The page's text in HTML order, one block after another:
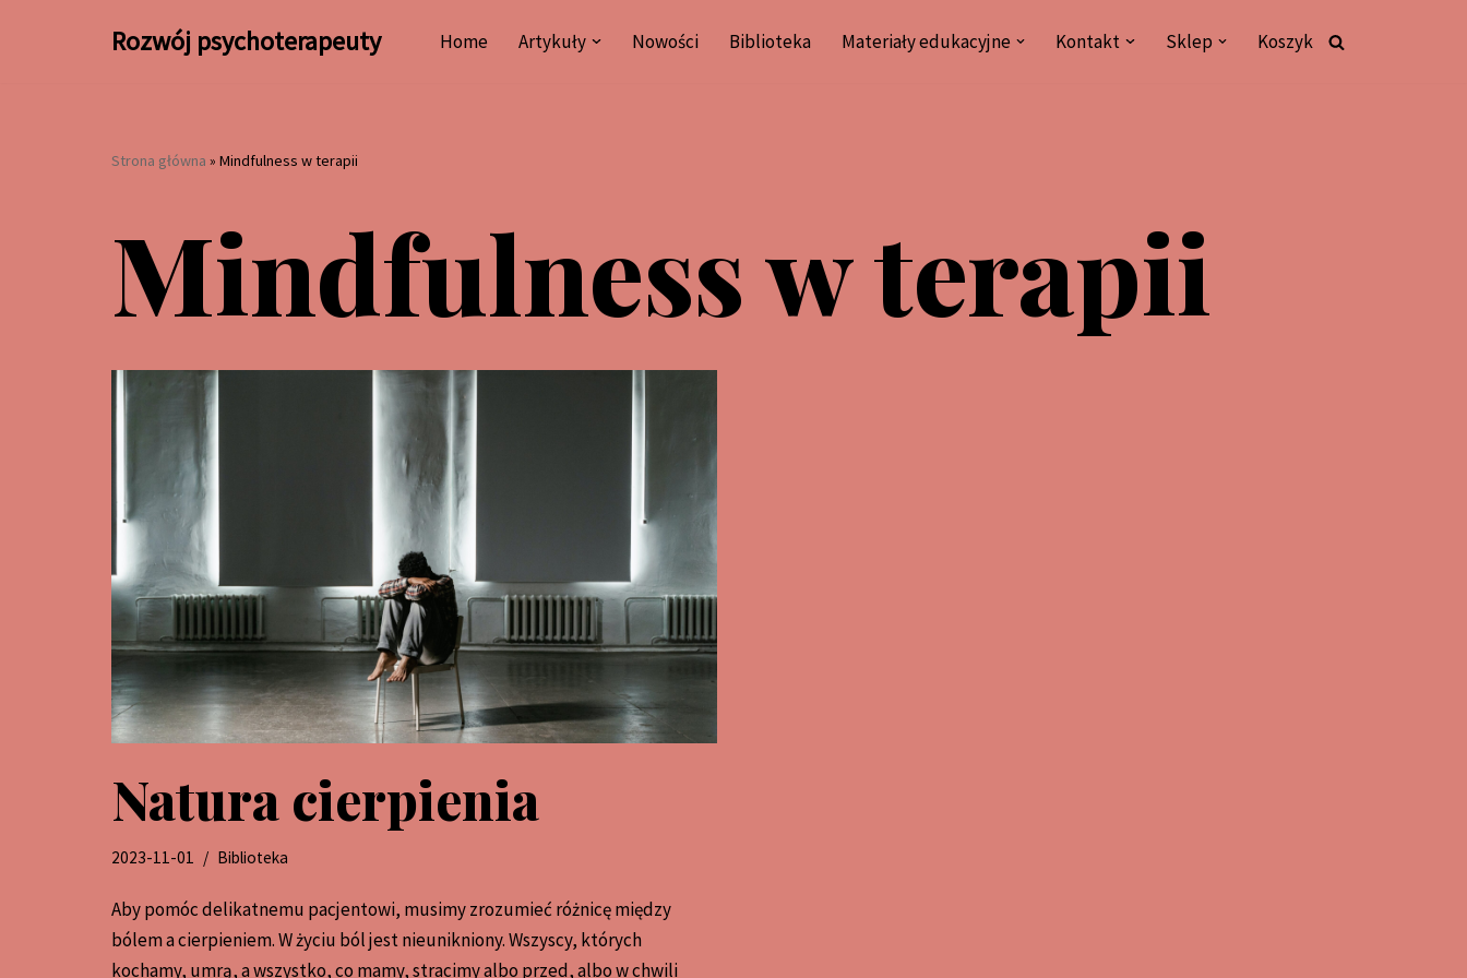
Rozwój psychoterapeuty Home Artykuły Nowości Biblioteka Materiały edukacyjne Kontakt Sklep Koszyk
Strona główna » Mindfulness w terapii
Mindfulness w terapii
Natura cierpienia
2023-11-01 Biblioteka
Aby pomóc delikatnemu pacjentowi, musimy zrozumieć różnicę między
bólem a cierpieniem. W życiu ból jest nieunikniony. Wszyscy, których
kochamy, umrą, a wszystko, co mamy, stracimy albo przed, albo w chwili